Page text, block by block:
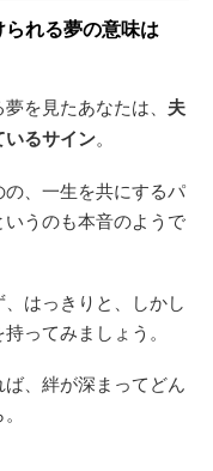
れる夢の意味は
を見たあなたは、 夫
るサイン。
、一生を共にするパ
うのも本音のようで
はっきりと、しかし
ってみましょう。
、絆が深まってどん